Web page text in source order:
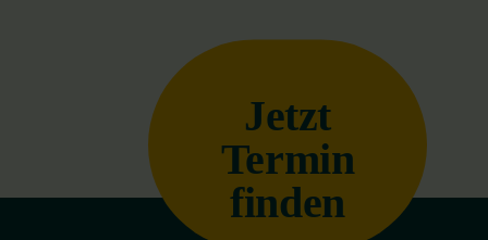
Jetzt
Termin
finden